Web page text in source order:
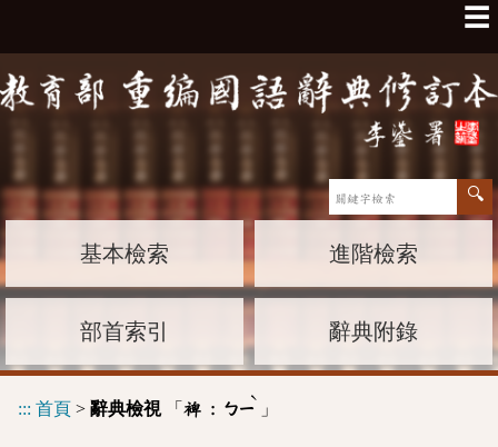
☰
基本檢索 進階檢索
部首索引 辭典附錄
::: 首頁 > 辭典檢視「 裨 : ㄅㄧ
ˋ
」